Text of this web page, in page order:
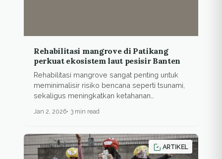
Rehabilitasi mangrove di Patikang
perkuat ekosistem laut pesisir Banten
Rehabilitasi mangrove sangat penting untuk
meminimalisir risiko bencana seperti tsunami,
sekaligus meningkatkan ketahanan
Jan 2, 2026 3 min read
ARTIKEL